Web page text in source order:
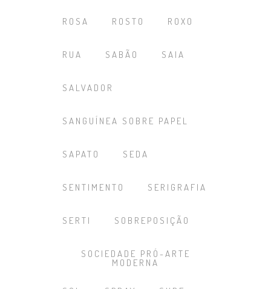
ROSA ROSTO ROXO
RUA SABÃO SAIA
SALVADOR
SANGUÍNEA SOBRE PAPEL
SAPATO SEDA
SENTIMENTO SERIGRAFIA
SERTI SOBREPOSIÇÃO
SOCIEDADE PRÓ-ARTE
MODERNA